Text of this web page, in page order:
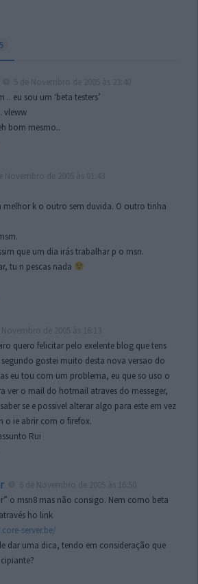
eu sou um ‘beta testers’
vleww
bom mesmo..
melhor k o outro sem duvida. O outro tinha
que um dia irás trabalhar p o msn.
tu n pescas nada
quero felicitar pelo exelente blog que tens
segundo gostei muito desta nova versao do
eu tou com um problema, eu que so uso o
ver o mail do hotmail atraves do messeger,
se e possivel alterar algo para este em vez
o ie abrir com o firefox.
Rui
o msn8 mas não consigo. Nem como beta
ho link
server.be/
dar uma dica, tendo em consideração que